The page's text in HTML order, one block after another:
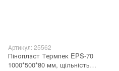
Артикул: 25562
Пінопласт Термпек EPS-70
1000*500*80 мм, щільність